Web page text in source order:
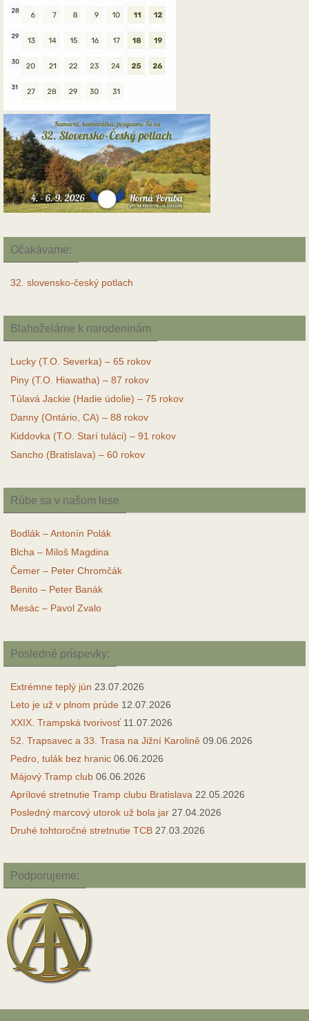
Očakávame:
32. slovensko-český potlach
Blahoželáme k narodeninám
Lucky (T.O. Severka) – 65 rokov
Piny (T.O. Hiawatha) – 87 rokov
Túlavá Jackie (Hadie údolie) – 75 rokov
Danny (Ontário, CA) – 88 rokov
Kiddovka (T.O. Starí tuláci) – 91 rokov
Sancho (Bratislava) – 60 rokov
Rúbe sa v našom lese
Bodlák – Antonín Polák
Blcha – Miloš Magdina
Čemer – Peter Chromčák
Benito – Peter Banák
Mesác – Pavol Zvalo
Posledné príspevky:
Extrémne teplý jún 23.07.2026
Leto je už v plnom prúde 12.07.2026
XXIX. Trampská tvorivosť 11.07.2026
52. Trapsavec a 33. Trasa na Jižní Karolině 09.06.2026
Pedro, tulák bez hranic 06.06.2026
Májový Tramp club 06.06.2026
Aprílové stretnutie Tramp clubu Bratislava 22.05.2026
Posledný marcový utorok už bola jar 27.04.2026
Druhé tohtoročné stretnutie TCB 27.03.2026
Podporujeme: